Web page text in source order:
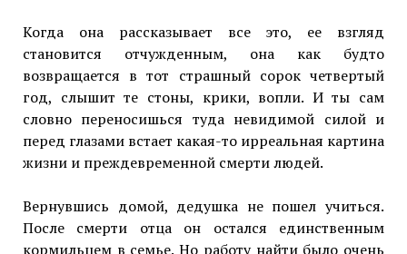
Когда она рассказывает все это, ее взгляд
становится отчужденным, она как будто
возвращается в тот страшный сорок четвертый
год, слышит те стоны, крики, вопли. И ты сам
словно переносишься туда невидимой силой и
перед глазами встает какая-то ирреальная картина
жизни и преждевременной смерти людей.
Вернувшись домой, дедушка не пошел учиться.
После смерти отца он остался единственным
кормильцем в семье. Но работу найти было очень